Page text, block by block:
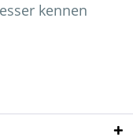
kennen